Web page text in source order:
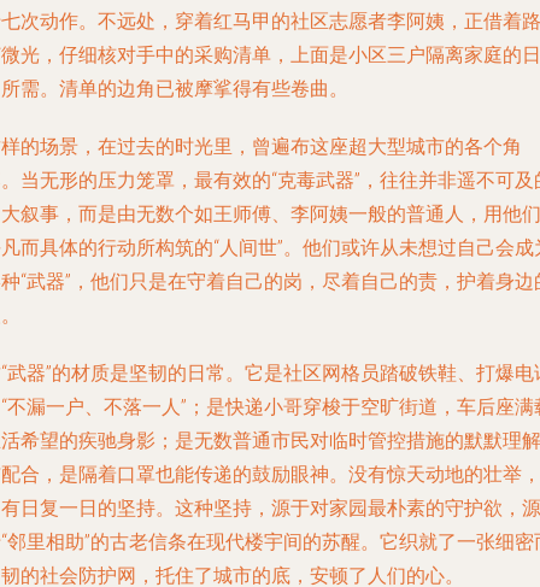
次动作。不远处，穿着红马甲的社区志愿者李阿姨，正借着路
光，仔细核对手中的采购清单，上面是小区三户隔离家庭的日
需。清单的边角已被摩挲得有些卷曲。
的场景，在过去的时光里，曾遍布这座超大型城市的各个角
当无形的压力笼罩，最有效的“克毒武器”，往往并非遥不可及
叙事，而是由无数个如王师傅、李阿姨一般的普通人，用他们
而具体的行动所构筑的“人间世”。他们或许从未想过自己会成
“武器”，他们只是在守着自己的岗，尽着自己的责，护着身边
武器”的材质是坚韧的日常。它是社区网格员踏破铁鞋、打爆电
不漏一户、不落一人”；是快递小哥穿梭于空旷街道，车后座满
希望的疾驰身影；是无数普通市民对临时管控措施的默默理解
合，是隔着口罩也能传递的鼓励眼神。没有惊天动地的壮举，
日复一日的坚持。这种坚持，源于对家园最朴素的守护欲，源
邻里相助”的古老信条在现代楼宇间的苏醒。它织就了一张细密
的社会防护网，托住了城市的底，安顿了人们的心。